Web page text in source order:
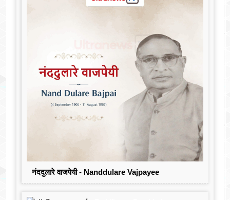
नंददुलारे वाजपेयी - Nanddulare Vajpayee